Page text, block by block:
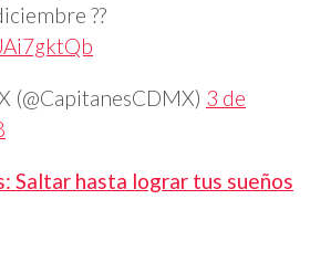
??
(@CapitanesCDMX) 3 de
Saltar hasta lograr tus sueños